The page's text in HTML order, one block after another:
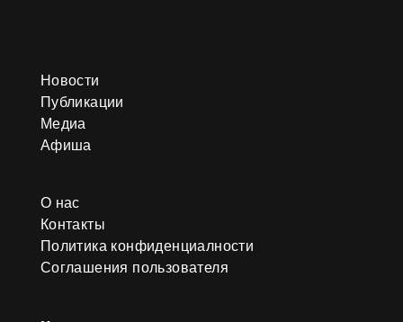
Новости
Публикации
Медиа
Афиша
О нас
Контакты
Политика конфиденциалности
Соглашения пользователя